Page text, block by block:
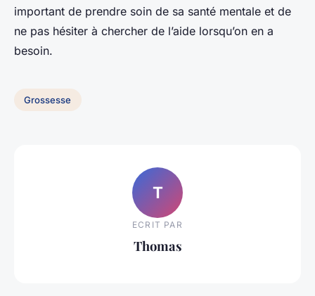
important de prendre soin de sa santé mentale et de
ne pas hésiter à chercher de l’aide lorsqu’on en a
besoin.
Grossesse
T
ECRIT PAR
Thomas